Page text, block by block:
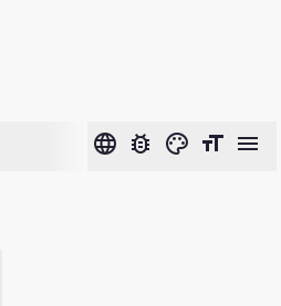
language bug_report color_lens format_size menu